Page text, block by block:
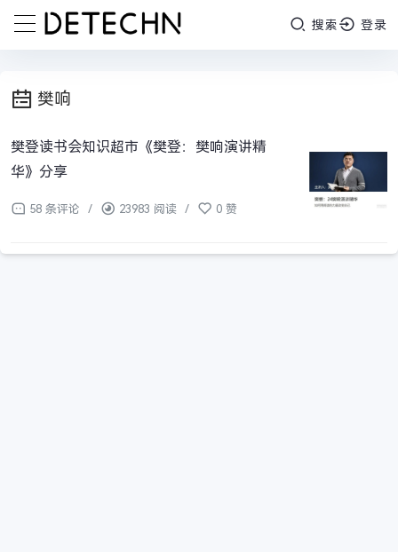
搜索 登录
樊响
樊登读书会知识超市《樊登：樊响演讲精
华》分享
58 条评论 / 23983 阅读 / 0 赞